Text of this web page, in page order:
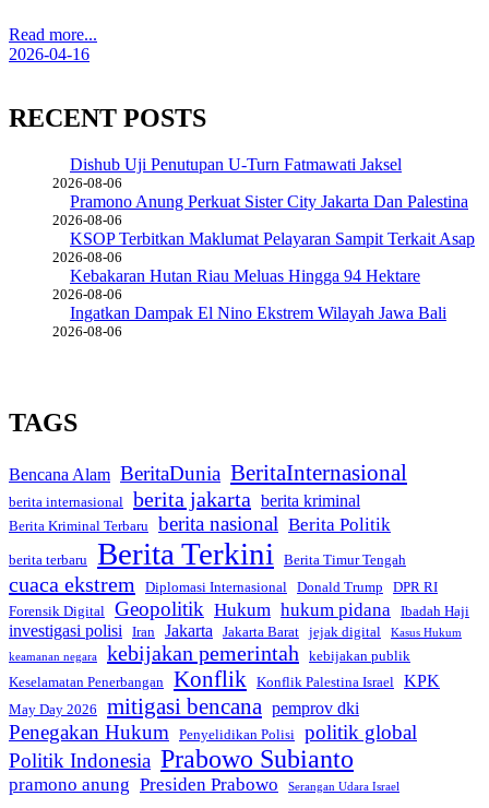
Read more...
2026-04-16
RECENT POSTS
Dishub Uji Penutupan U-Turn Fatmawati Jaksel
2026-08-06
Pramono Anung Perkuat Sister City Jakarta Dan Palestina
2026-08-06
KSOP Terbitkan Maklumat Pelayaran Sampit Terkait Asap
2026-08-06
Kebakaran Hutan Riau Meluas Hingga 94 Hektare
2026-08-06
Ingatkan Dampak El Nino Ekstrem Wilayah Jawa Bali
2026-08-06
TAGS
Bencana Alam BeritaDunia BeritaInternasional
berita internasional berita jakarta berita kriminal
Berita Kriminal Terbaru berita nasional Berita Politik
berita terbaru Berita Terkini Berita Timur Tengah
cuaca ekstrem Diplomasi Internasional Donald Trump
DPR RI
Forensik Digital Geopolitik Hukum hukum pidana Ibadah Haji
investigasi polisi Iran Jakarta Jakarta Barat jejak digital
Kasus Hukum
keamanan negara
kebijakan pemerintah
kebijakan publik
Keselamatan Penerbangan Konflik Konflik Palestina Israel KPK
May Day 2026 mitigasi bencana pemprov dki
Penegakan Hukum Penyelidikan Polisi politik global
Politik Indonesia Prabowo Subianto
pramono anung Presiden Prabowo Serangan Udara Israel